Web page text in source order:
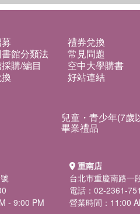
禮券兌換
館分類法 常見問題
購/編目 空中大學購書
好站連結
兒童・青少年(7歲
畢業禮品
- 9:00 PM
重南店
台北市重慶南路一
電話：02-2361-
營業時間：11:00